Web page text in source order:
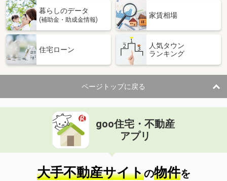
暮らしのデータ
(補助金・助成金情報)
家賃相場
住宅ローン
人気タウン
ランキング
ページトップに戻る
goo住宅・不動産
アプリ
大手不動産サイトの物件を